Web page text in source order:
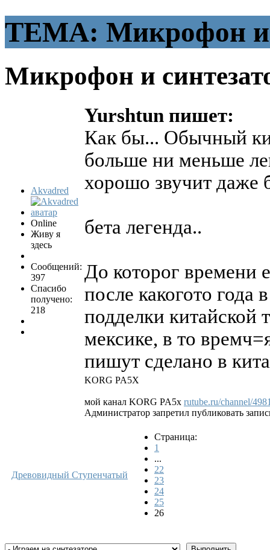
ТЕМА: Микрофон и
Микрофон и
Akvadred
Online
Живу я
здесь
Сообщений:
397
Спасибо
получено:
218
Yurshtun пишет:
Как бы... Обычный
больше ни меньше
хорошо звучит даже
бета легенда..
До которог времени
после какогото года
подделки китайской
мексике, в то
пишут сделано в
KORG PA5X
мой канал KORG PA5x rutube.ru/channel/
Администратор запретил публиковать
Древовидный Ступенчатый
Страница:
1
...
22
23
24
25
26